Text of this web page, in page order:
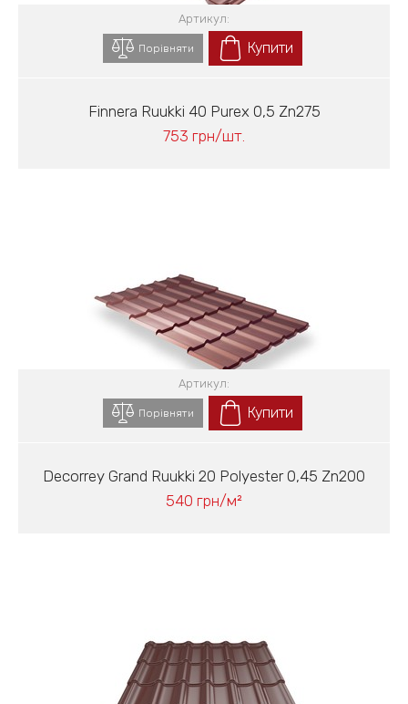
Finnera Ruukki 40 Purex 0,5 Zn275
753 грн/шт.
Артикул:
Порівняти Купити
Decorrey Grand Ruukki 20 Polyester 0,45 Zn200
540 грн/м²
Артикул:
Порівняти Купити